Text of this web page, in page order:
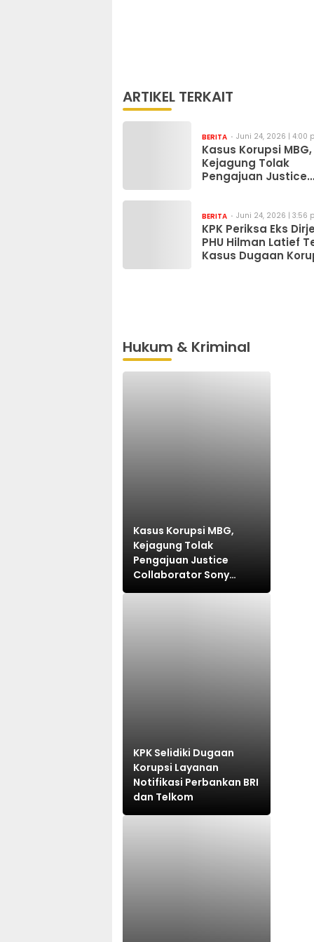
ARTIKEL TERKAIT
BERITA Juni 24, 2026 | 4:00
Kasus Korupsi MBG,
Kejagung Tolak
Pengajuan Justice
BERITA Juni 24, 2026 | 3:56
KPK Periksa Eks
PHU Hilman Latief
Kasus Dugaan
Hukum & Kriminal
Kasus Korupsi MBG,
Kejagung Tolak
Pengajuan Justice
Collaborator Sony
Sonjaya
KPK Selidiki Dugaan
Korupsi Layanan
Notifikasi Perbankan BRI
dan Telkom